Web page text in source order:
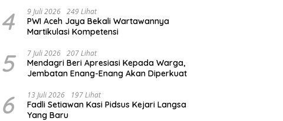
4 9 Juli 2026 249 Lihat
PWI Aceh Jaya Bekali Wartawannya
Martikulasi Kompetensi
5 7 Juli 2026 207 Lihat
Mendagri Beri Apresiasi Kepada Warga,
Jembatan Enang-Enang Akan Diperkuat
6 13 Juli 2026 197 Lihat
Fadli Setiawan Kasi Pidsus Kejari Langsa
Yang Baru